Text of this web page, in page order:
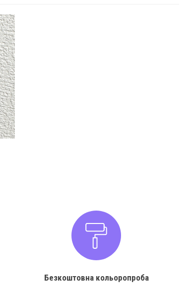
Безкоштовна кольоропроба